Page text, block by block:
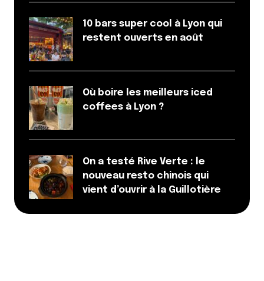
10 bars super cool à Lyon qui
restent ouverts en août
Où boire les meilleurs iced
coffees à Lyon ?
On a testé Rive Verte : le
nouveau resto chinois qui
vient d’ouvrir à la Guillotière